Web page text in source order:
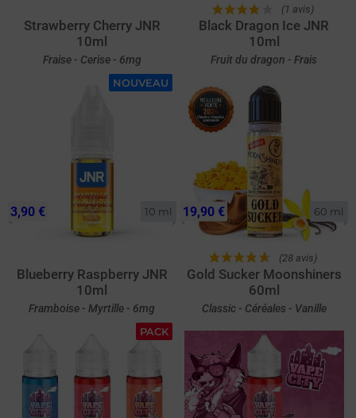
Strawberry Cherry JNR
10ml
Fraise - Cerise - 6mg
(1 avis)
Black Dragon Ice JNR
10ml
Fruit du dragon - Frais
NOUVEAU
10 ml
Blueberry Raspberry JNR
10ml
Framboise - Myrtille - 6mg
3,90 € 60 ml
(28 avis)
Gold Sucker Moonshiners
60ml
Classic - Céréales - Vanille
19,90 €
PACK